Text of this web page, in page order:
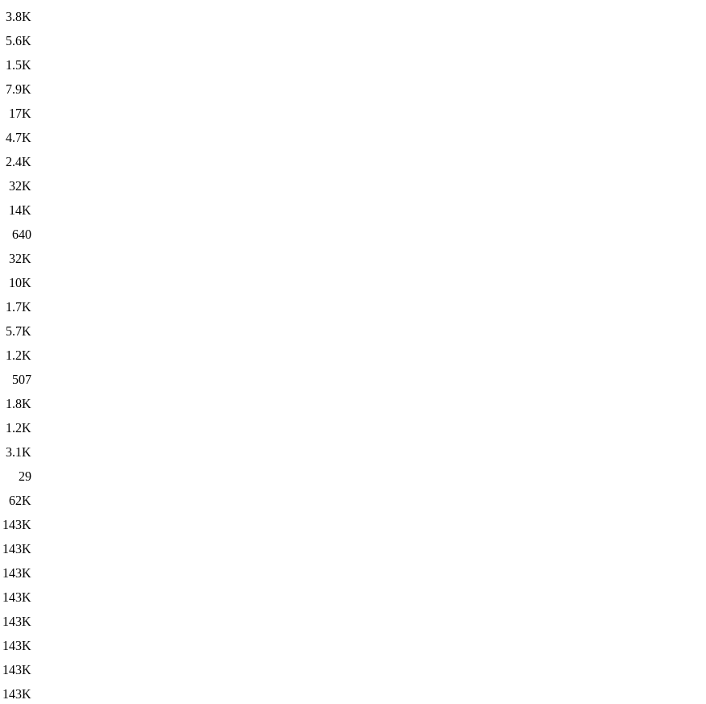
3.8K
5.6K
1.5K
7.9K
17K
4.7K
2.4K
32K
14K
640
32K
10K
1.7K
5.7K
1.2K
507
1.8K
1.2K
3.1K
29
62K
143K
143K
143K
143K
143K
143K
143K
143K